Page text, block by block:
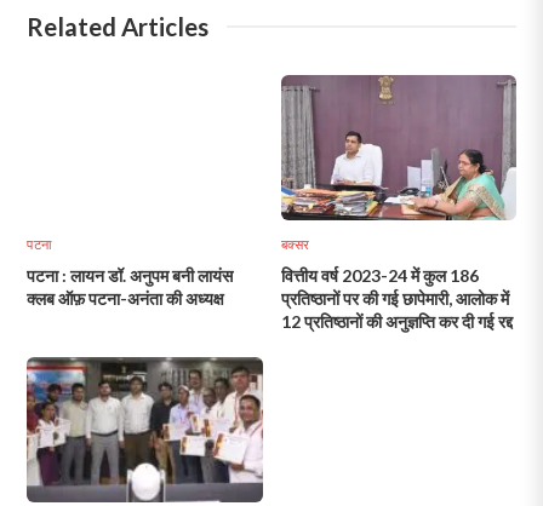
Related Articles
पटना
पटना : लायन डॉ. अनुपम बनी लायंस
क्लब ऑफ़ पटना-अनंता की अध्यक्ष
बक्सर
वित्तीय वर्ष 2023-24 में कुल 186
प्रतिष्ठानों पर की गई छापेमारी, आलोक में
12 प्रतिष्ठानों की अनुज्ञप्ति कर दी गई रद्द